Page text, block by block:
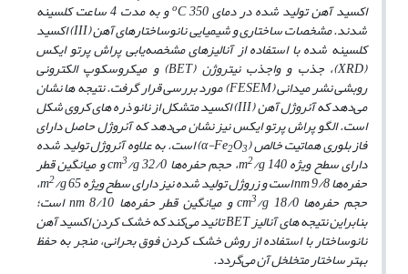
اکسید آهنتولید شده در دمای oC 350 و به مدت 4 ساعت کلسینه
شدند. مشخصات ساختاری و شیمیایینانوساختارهای آهن (III) اکسید
کلسینه شده با استفاده از آنالیزهای مشخصه‌یابی پراش پرتو ایکس
(
XRD)، جذب و واجذب نیتروژن (BET
)و میکروسکوپ الکترونی
روبشی نشر میدانی (FESEM) مورد بررسی قرار گرفت. نتیجه­ ها نشان
می‌دهد که آئروژل آهن (III
)اکسید متشکل از نانو ذره­ های کروی شکل
است. الگو پراش پرتو ایکس نیز نشان می‌دهد که آئروژل حاصل دارای
فاز بلوریهماتیت خالص ( α-Fe2O3 ) است. به علاوهآئروژل تولید شده
دارای سطح ویژه m2/g140، حجم حفره‌ها cm3/g 32/0 و میانگین قطر
حفره‌ها nm9/8 است و زروژل تولید شده نیز دارای سطح ویژه m2/g 65،
حجم حفره‌ها cm3/g 18/0 و میانگین قطر حفره‌ها nm8/10 است؛
بنابرایننتیجه ­های آنالیزBETتائید می‌کند که خشک کردن اکسید آهن
نانوساختار با استفاده از روش خشک کردن فوق بحرانی، منجر به حفظ
بهتر ساختار متخلخل آن می‌گردد.